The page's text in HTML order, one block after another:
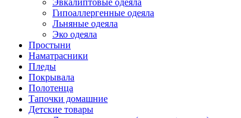
Эвкалиптовые одеяла
Гипоаллергенные одеяла
Льняные одеяла
Эко одеяла
Простыни
Наматрасники
Пледы
Покрывала
Полотенца
Тапочки домашние
Детские товары